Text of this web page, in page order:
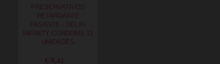
PRESERVATIVOS
RETARDANTE
PASANTE - DELAY
INFINITY CONDOMS 12
UNIDADES
€ 9,41